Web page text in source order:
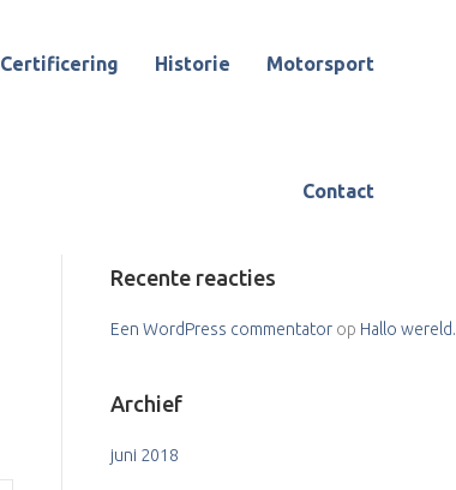
Certificering Historie Motorsport
Contact
Recente reacties
Een WordPress commentator op Hallo wereld.
Archief
juni 2018